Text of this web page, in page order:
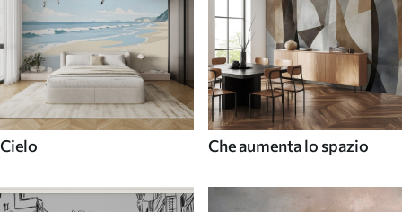
Cielo Che aumenta lo spazio